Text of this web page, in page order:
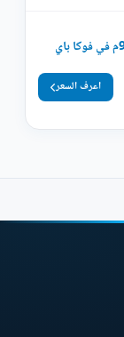
اعرف السعر